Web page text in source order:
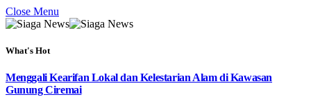
Close Menu
What's Hot
Menggali Kearifan Lokal dan Kelestarian Alam di Kawasan
Gunung Ciremai